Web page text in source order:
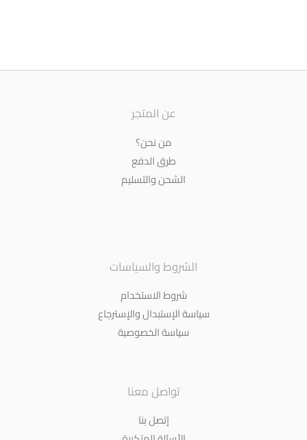
عن المتجر
من نحن؟
طرق الدفع
الشحن والتسليم
الشروط والسياسات
شروط الاستخدام
سياسة الإستبدال والإسترجاع
سياسة الخصوصية
تواصل معنا
إتصل بنا